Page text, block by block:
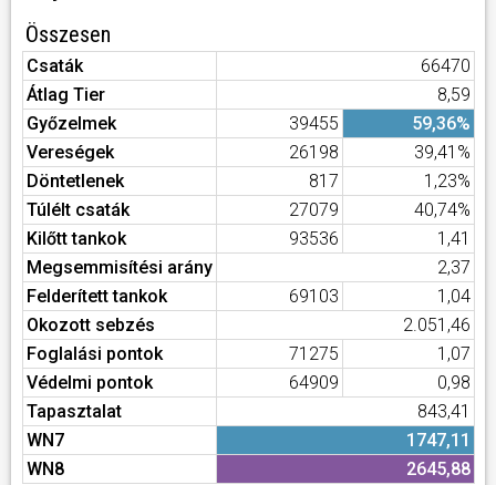
Összesen
Csaták
66470
Átlag Tier
8,59
Győzelmek
39455
59,36%
Vereségek
26198
39,41%
Döntetlenek
817
1,23%
Túlélt csaták
27079
40,74%
Kilőtt tankok
93536
1,41
Megsemmisítési arány
2,37
Felderített tankok
69103
1,04
Okozott sebzés
2.051,46
Foglalási pontok
71275
1,07
Védelmi pontok
64909
0,98
Tapasztalat
843,41
WN7
1747,11
WN8
2645,88